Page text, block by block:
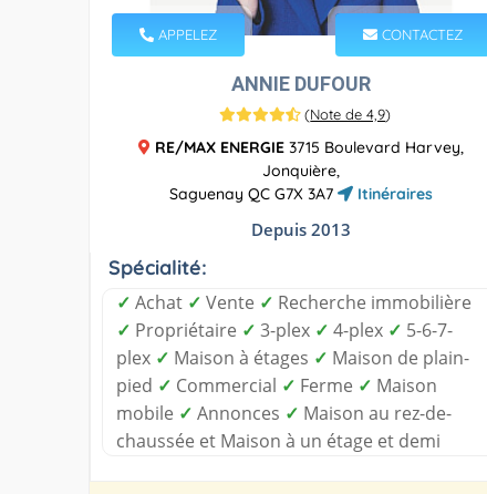
APPELEZ CONTACTEZ
ANNIE DUFOUR
(Note de 4,9)
RE/MAX ENERGIE3715 Boulevard Harvey,
Jonquière,
Saguenay QC G7X 3A7
Itinéraires
Depuis 2013
Spécialité:
✓ Achat ✓ Vente ✓ Recherche immobilière
✓ Propriétaire ✓ 3-plex ✓ 4-plex ✓ 5-6-7-
plex ✓ Maison à étages ✓ Maison de plain-
pied ✓ Commercial ✓ Ferme ✓ Maison
mobile ✓ Annonces ✓ Maison au rez-de-
chaussée et Maison à un étage et demi